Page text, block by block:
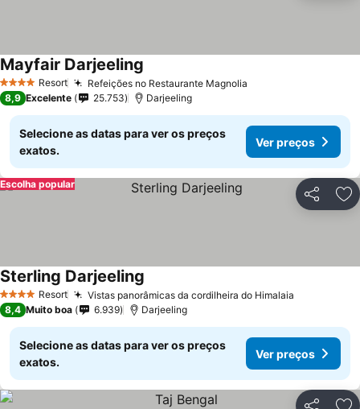
4 EstrelasResort Refeições no Restaurante Magnolia
Mayfair Darjeeling
8,9 Excelente 25.753 Darjeeling
Selecione as datas para ver os preços
exatos.
Ver preços
Partilhar
Escolha popular
4 EstrelasResort Vistas panorâmicas da cordilheira do Himalaia
Sterling Darjeeling
8,4 Muito boa 6.939 Darjeeling
Selecione as datas para ver os preços
exatos.
Ver preços